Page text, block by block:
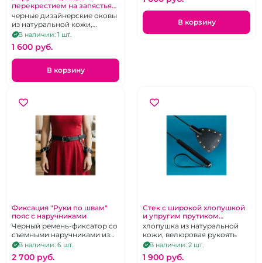
перекрестием на запястьях
на цепочке черные
черные дизайнерские оковы
из натуральной кожи,
металлическая фурнитура,
съемная металлическая
цепочка с карабинами
В наличии: 1 шт.
1 600 pуб.
В корзину
В корзину
Фиксация "Руки по швам"
пояс с наручниками
Черный ремень-фиксатор со
съемными наручниками из
натуральной кожи с
металлической фурнитурой
В наличии: 6 шт.
2 700 pуб.
Стек с широкой хлопушкой
и упругим прутиком
"Готика"
хлопушка из натуральной
кожи, велюровая рукоять
В наличии: 2 шт.
1 900 pуб.